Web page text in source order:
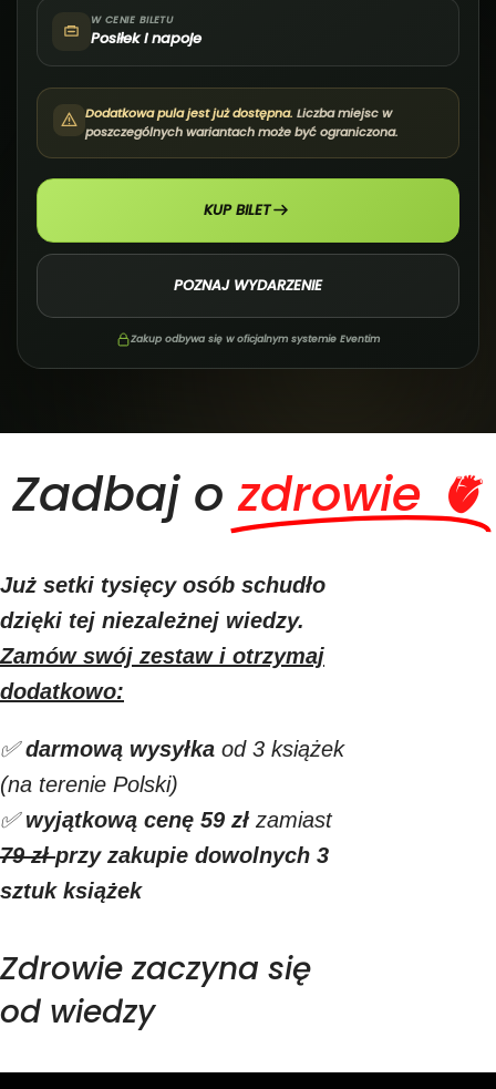
W CENIE BILETU
Posiłek i napoje
Dodatkowa pula jest już dostępna. Liczba miejsc w
poszczególnych wariantach może być ograniczona.
KUP BILET
POZNAJ WYDARZENIE
Zakup odbywa się w oficjalnym systemie Eventim
Zadbaj o zdrowie 🫀
Już setki tysięcy osób schudło
dzięki tej niezależnej wiedzy.
Zamów swój zestaw i otrzymaj
dodatkowo:
✅darmową wysyłka od 3 książek
(na terenie Polski)
✅wyjątkową cenę 59 zł zamiast
79 złprzy zakupie dowolnych 3
sztuk książek
Zdrowie zaczyna się
od wiedzy